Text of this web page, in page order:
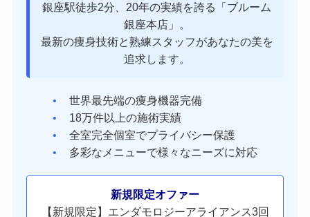
銀座駅徒歩2分、20年の実績を誇る「ブルーム
銀座本店」。
最新の痩身技術と熟練スタッフがあなたの美を
追求します。
世界最先端の痩身機器完備
18万件以上の施術実績
全室完全個室でプライバシー保護
多彩なメニューで様々なニーズに対応
新規限定オファー
【新規限定】エンダモロジーアライアンス3回